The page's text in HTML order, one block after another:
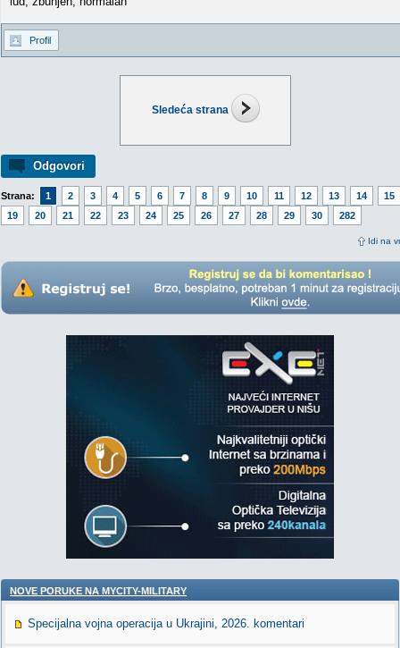
Sledeća strana
Odgovori
Strana: 1 2 3 4 5 6 7 8 9 10 11 12 13 14
15
19
20 21 22 23 24 25 26 27 28 29 30 282
Idi na
Profil
NOVE PORUKE NA MYCITY-MILITARY
Specijalna vojna operacija u Ukrajini, 2026. komentari